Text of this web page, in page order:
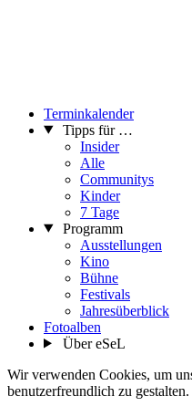
Terminkalender
Tipps für …
Insider
Alle
Communitys
Kinder
7 Tage
Programm
Ausstellungen
Kino
Bühne
Festivals
Jahresüberblick
Fotoalben
Über eSeL
Wir verwenden Cookies, um
benutzerfreundlich zu gestalten.